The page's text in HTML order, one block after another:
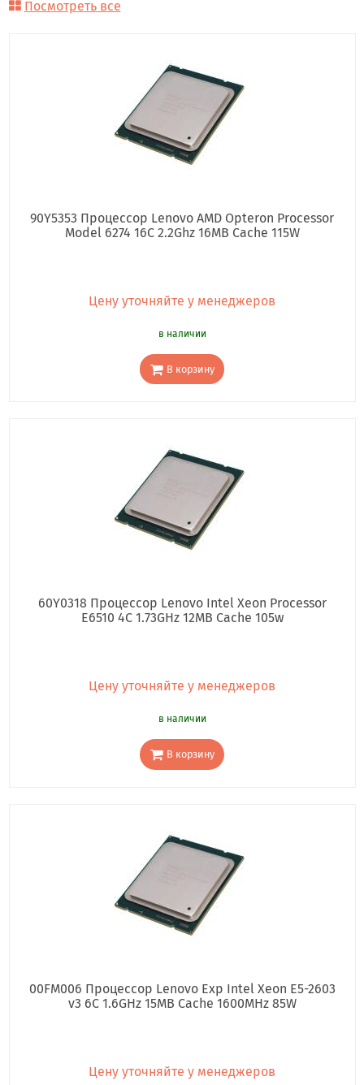
Посмотреть все
90Y5353 Процессор Lenovo AMD Opteron Processor
Model 6274 16C 2.2Ghz 16MB Cache 115W
Цену уточняйте у менеджеров
в наличии
В корзину
60Y0318 Процессор Lenovo Intel Xeon Processor
E6510 4C 1.73GHz 12MB Cache 105w
Цену уточняйте у менеджеров
в наличии
В корзину
00FM006 Процессор Lenovo Exp Intel Xeon E5-2603
v3 6C 1.6GHz 15MB Cache 1600MHz 85W
Цену уточняйте у менеджеров